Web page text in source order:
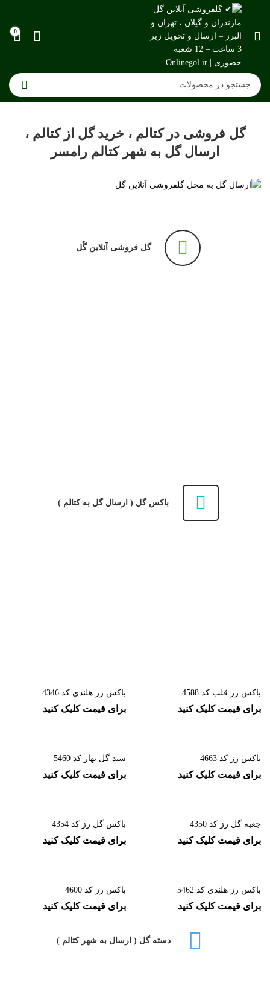
0
گل فروشی در کتالم ، خرید گل از کتالم ،
ارسال گل به شهر کتالم رامسر
گل فروشی آنلاین گٌل
باکس گل ( ارسال گل به کتالم )
باکس رز قلب کد 4588
برای قیمت کلیک کنید
باکس رز هلندی کد 4346
برای قیمت کلیک کنید
باکس رز کد 4663
برای قیمت کلیک کنید
سبد گل بهار کد 5460
برای قیمت کلیک کنید
جعبه گل رز کد 4350
برای قیمت کلیک کنید
باکس گل رز کد 4354
برای قیمت کلیک کنید
باکس رز هلندی کد 5462
برای قیمت کلیک کنید
باکس رز کد 4600
برای قیمت کلیک کنید
دسته گل ( ارسال به شهر کتالم )